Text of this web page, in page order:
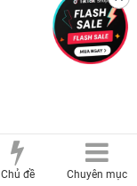
Chủ đề Chuyên mục